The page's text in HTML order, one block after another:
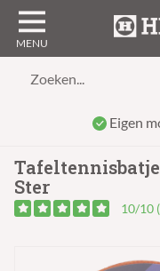
Zoeken...
Eigen
Ster
10/10